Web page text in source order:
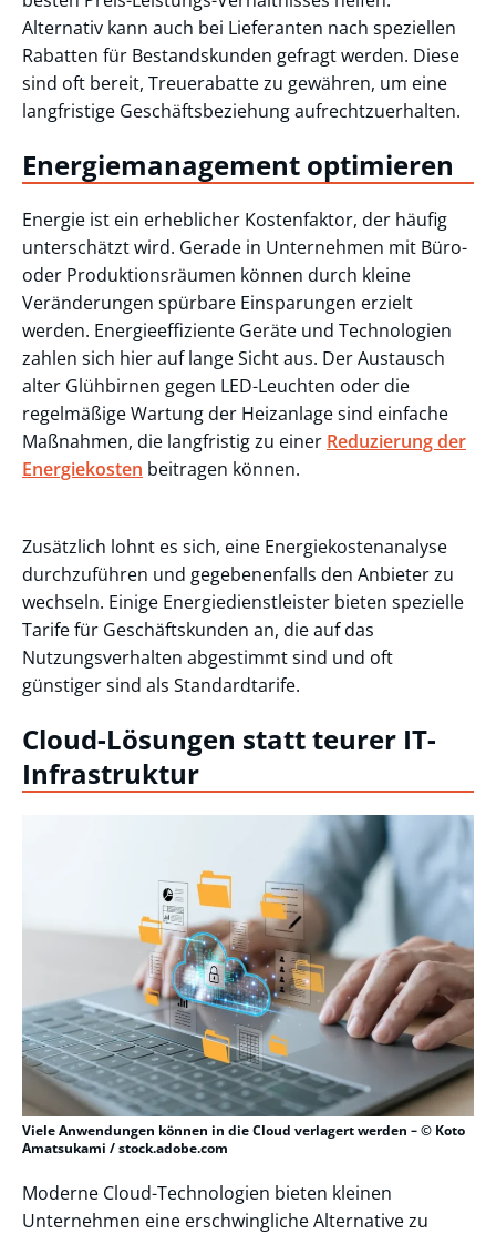
Alternativ kann auch bei Lieferanten nach speziellen
Rabatten für Bestandskunden gefragt werden. Diese
sind oft bereit, Treuerabatte zu gewähren, um eine
langfristige Geschäftsbeziehung aufrechtzuerhalten.
Energiemanagement optimieren
Energie ist ein erheblicher Kostenfaktor, der häufig
unterschätzt wird. Gerade in Unternehmen mit Büro-
oder Produktionsräumen können durch kleine
Veränderungen spürbare Einsparungen erzielt
werden. Energieeffiziente Geräte und Technologien
zahlen sich hier auf lange Sicht aus. Der Austausch
alter Glühbirnen gegen LED-Leuchten oder die
regelmäßige Wartung der Heizanlage sind einfache
Maßnahmen, die langfristig zu einer Reduzierung der
Energiekosten beitragen können.
Zusätzlich lohnt es sich, eine Energiekostenanalyse
durchzuführen und gegebenenfalls den Anbieter zu
wechseln. Einige Energiedienstleister bieten spezielle
Tarife für Geschäftskunden an, die auf das
Nutzungsverhalten abgestimmt sind und oft
günstiger sind als Standardtarife.
Cloud-Lösungen statt teurer IT-
Infrastruktur
Viele Anwendungen können in die Cloud verlagert werden – © Koto
Amatsukami / stock.adobe.com
Moderne Cloud-Technologien bieten kleinen
Unternehmen eine erschwingliche Alternative zu